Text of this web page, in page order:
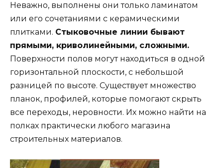
Неважно, выполнены они только ламинатом
или его сочетаниями с керамическими
плитками. Стыковочные линии бывают
прямыми, криволинейными, сложными.
Поверхности полов могут находиться в одной
горизонтальной плоскости, с небольшой
разницей по высоте. Существует множество
планок, профилей, которые помогают скрыть
все переходы, неровности. Их можно найти на
полках практически любого магазина
строительных материалов.